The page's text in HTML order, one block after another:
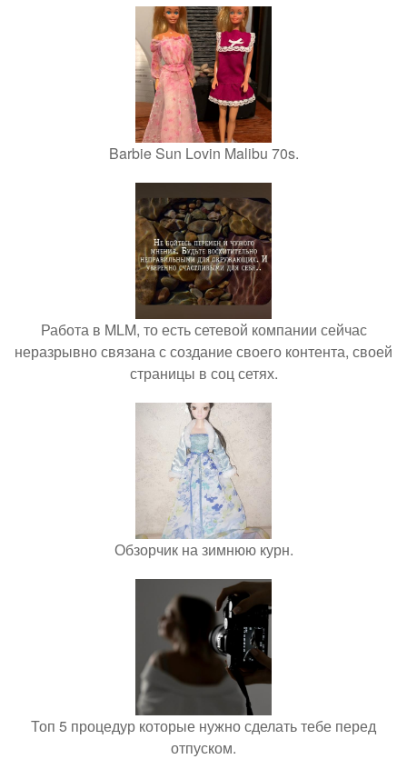
Barbie Sun Lovin Malibu 70s.
Работа в MLM, то есть сетевой компании сейчас
неразрывно связана с создание своего контента, своей
страницы в соц сетях.
Обзорчик на зимнюю курн.
Топ 5 процедур которые нужно сделать тебе перед
отпуском.